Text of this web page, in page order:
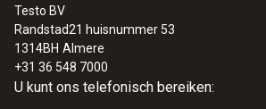
Testo BV
Randstad21 huisnummer 53
1314BH Almere
+31 36 548 7000
U kunt ons telefonisch bereiken: